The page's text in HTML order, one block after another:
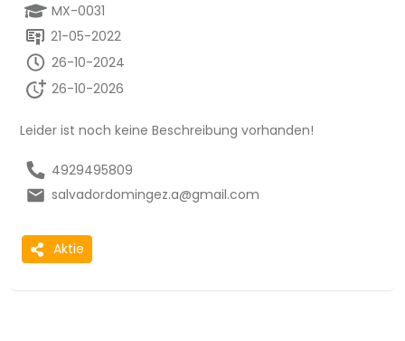
MX-0031
21-05-2022
26-10-2024
26-10-2026
Leider ist noch keine Beschreibung vorhanden!
4929495809
salvadordomingez.a@gmail.com
Aktie